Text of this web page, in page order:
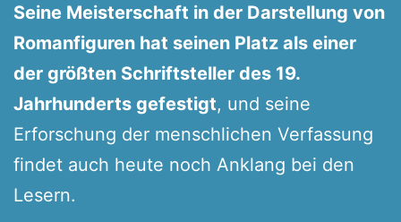
Seine Meisterschaft in der Darstellung von
Romanfiguren hat seinen Platz als einer
der größten Schriftsteller des 19.
Jahrhunderts gefestigt, und seine
Erforschung der menschlichen Verfassung
findet auch heute noch Anklang bei den
Lesern.